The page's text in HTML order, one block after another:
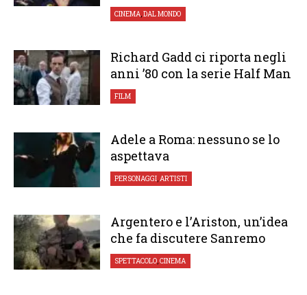
CINEMA,DAL MONDO
Richard Gadd ci riporta negli
anni ’80 con la serie Half Man
FILM
Adele a Roma: nessuno se lo
aspettava
PERSONAGGI,ARTISTI
Argentero e l’Ariston, un’idea
che fa discutere Sanremo
SPETTACOLO,CINEMA